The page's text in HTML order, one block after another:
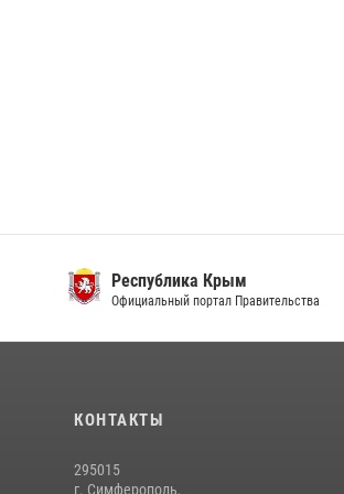
Республика Крым
Официальный портал Правительства
КОНТАКТЫ
295015
г. Симферополь,